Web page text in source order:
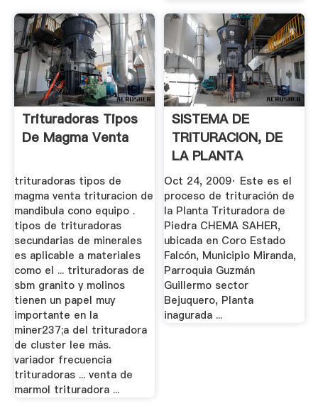
Trituradoras Tipos
De Magma Venta
trituradoras tipos de
magma venta trituracion de
mandibula cono equipo .
tipos de trituradoras
secundarias de minerales
es aplicable a materiales
como el ... trituradoras de
sbm granito y molinos
tienen un papel muy
importante en la
miner237;a del trituradora
de cluster lee más.
variador frecuencia
trituradoras ... venta de
marmol trituradora ...
SISTEMA DE
TRITURACION, DE
LA PLANTA
TRITURADORA DE
...
Oct 24, 2009· Este es el
proceso de trituración de
la Planta Trituradora de
Piedra CHEMA SAHER,
ubicada en Coro Estado
Falcón, Municipio Miranda,
Parroquia Guzmán
Guillermo sector
Bejuquero, Planta
inagurada ...